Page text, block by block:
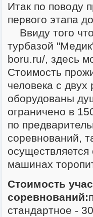
Итак по поводу
первого этапа
Ввиду того
турбазой
boru.ru/, здесь
Стоимость
человека с
оборудованы
ограничено в
по
соревнований,
машинах
Стоимость
соревнований:
стандартное -